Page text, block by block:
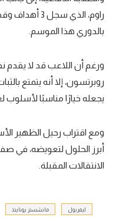
بالدوري هذا الموسم.
ورغم أن اللاعب قد لا يقدم
روبرتسون، إلا أنه يتمتع
يجعله خيارًا مناسبًا لأسلوب
ومع اقتراب رحيل الظهير
أبرز الحلول لتعويضه،
الانتقالات المقبلة.
ليفربول مانشستر يونايتد